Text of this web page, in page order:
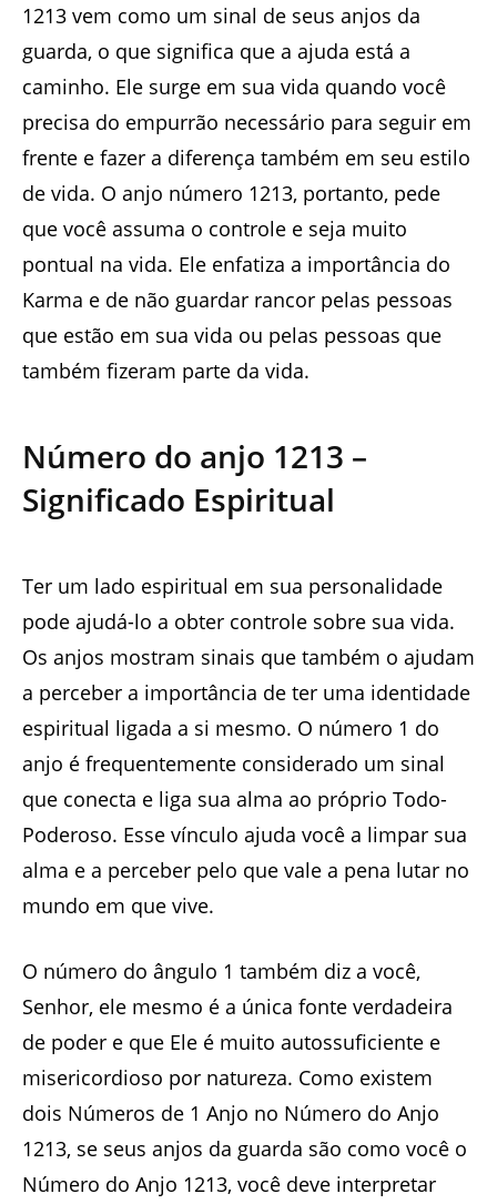
1213 vem como um sinal de seus anjos da
guarda, o que significa que a ajuda está a
caminho. Ele surge em sua vida quando você
precisa do empurrão necessário para seguir em
frente e fazer a diferença também em seu estilo
de vida. O anjo número 1213, portanto, pede
que você assuma o controle e seja muito
pontual na vida. Ele enfatiza a importância do
Karma e de não guardar rancor pelas pessoas
que estão em sua vida ou pelas pessoas que
também fizeram parte da vida.
Número do anjo 1213 –
Significado Espiritual
Ter um lado espiritual em sua personalidade
pode ajudá-lo a obter controle sobre sua vida.
Os anjos mostram sinais que também o ajudam
a perceber a importância de ter uma identidade
espiritual ligada a si mesmo. O número 1 do
anjo é frequentemente considerado um sinal
que conecta e liga sua alma ao próprio Todo-
Poderoso. Esse vínculo ajuda você a limpar sua
alma e a perceber pelo que vale a pena lutar no
mundo em que vive.
O número do ângulo 1 também diz a você,
Senhor, ele mesmo é a única fonte verdadeira
de poder e que Ele é muito autossuficiente e
misericordioso por natureza. Como existem
dois Números de 1 Anjo no Número do Anjo
1213, se seus anjos da guarda são como você o
Número do Anjo 1213, você deve interpretar